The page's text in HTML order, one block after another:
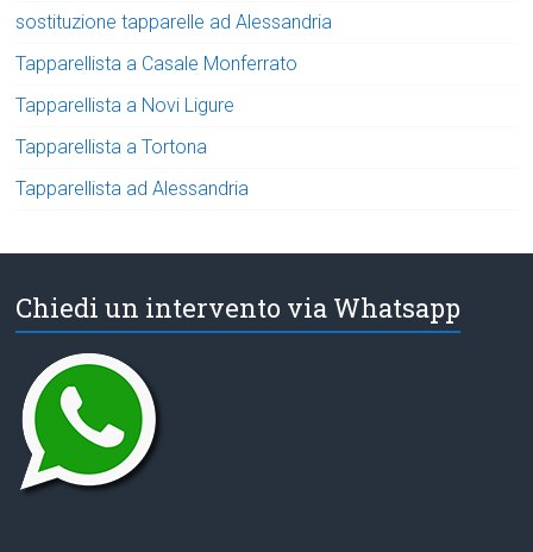
sostituzione tapparelle ad Alessandria
Tapparellista a Casale Monferrato
Tapparellista a Novi Ligure
Tapparellista a Tortona
Tapparellista ad Alessandria
Chiedi un intervento via Whatsapp